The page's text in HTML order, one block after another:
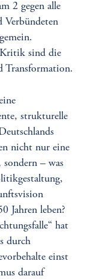
2 gegen alle
Verbündeten
Kritik sind die
Transformation.
strukturelle
nicht nur eine
– was
Jahren leben?
hat
durch
einst
darauf